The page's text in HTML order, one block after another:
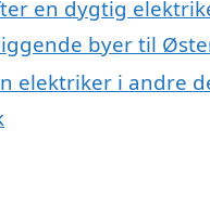
en dygtig
byer til
elektriker i andre